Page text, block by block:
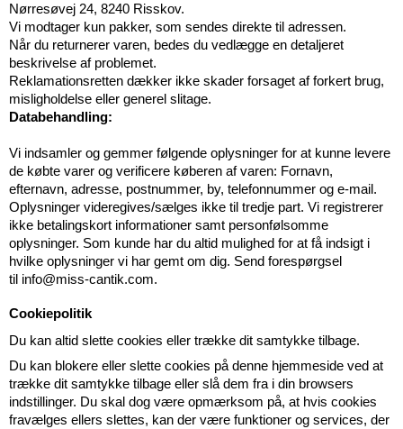
Nørresøvej 24, 8240 Risskov.
Vi modtager kun pakker, som sendes direkte til adressen.
Når du returnerer varen, bedes du vedlægge en detaljeret
beskrivelse af problemet.
Reklamationsretten dækker ikke skader forsaget af forkert brug,
misligholdelse eller generel slitage.
Databehandling:
Vi indsamler og gemmer følgende oplysninger for at kunne levere
de købte varer og verificere køberen af varen: Fornavn,
efternavn, adresse, postnummer, by, telefonnummer og e-mail.
Oplysninger videregives/sælges ikke til tredje part. Vi registrerer
ikke betalingskort informationer samt personfølsomme
oplysninger. Som kunde har du altid mulighed for at få indsigt i
hvilke oplysninger vi har gemt om dig. Send forespørgsel
til info@miss-cantik.com.
Cookiepolitik
Du kan altid slette cookies eller trække dit samtykke tilbage.
Du kan blokere eller slette cookies på denne hjemmeside ved at
trække dit samtykke tilbage eller slå dem fra i din browsers
indstillinger. Du skal dog være opmærksom på, at hvis cookies
fravælges ellers slettes, kan der være funktioner og services, der